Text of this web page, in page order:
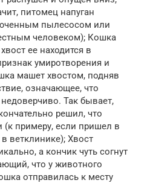
питомец напуган
пылесосом или
человеком); Кошка
ее находится в
умиротворения и
машет хвостом, подняв
означающее, что
Так бывает,
решил, что
(к примеру, если пришел в
ветклинике); Хвост
а кончик чуть согнут
что у животного
отправилась к месту